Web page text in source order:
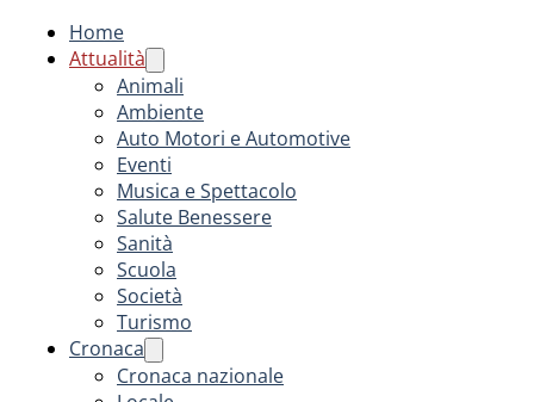
Home
Attualità
Animali
Ambiente
Auto Motori e Automotive
Eventi
Musica e Spettacolo
Salute Benessere
Sanità
Scuola
Società
Turismo
Cronaca
Cronaca nazionale